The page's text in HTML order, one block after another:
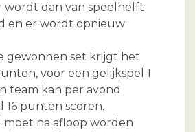
wordt dan van speelhelft
en er wordt opnieuw
gewonnen set krijgt het
voor een gelijkspel 1
team kan per avond
16 punten scoren.
moet na afloop worden